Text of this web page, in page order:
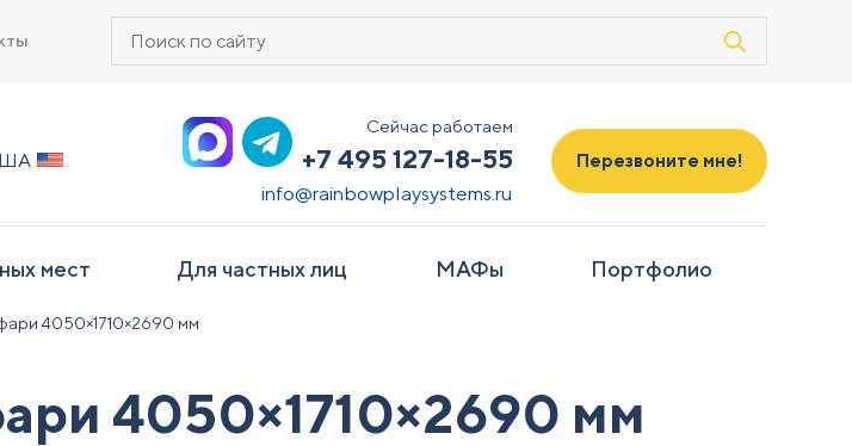
товаров
Сейчас работаем
+7 495 127-18-55
info@rainbowplaysystems.ru
Перезвоните мне!
мест Для частных лиц МАФы Портфолио
4050×1710×2690 мм
4050×1710×2690 мм